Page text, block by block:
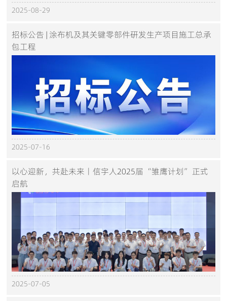
2025-08-29
招标公告 | 涂布机及其关键零部件研发生产项目施工总承
包工程
2025-07-16
以心迎新，共赴未来丨信宇人2025届“雏鹰计划”正式
启航
2025-07-05